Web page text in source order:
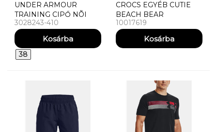
UNDER ARMOUR
TRAINING CIPŐ NÕI
CIPÕ UNDER ARMOUR
UA W SURGE GOLF
3028243-410
38
CROCS EGYÉB CUTIE
BEACH BEAR
10017619